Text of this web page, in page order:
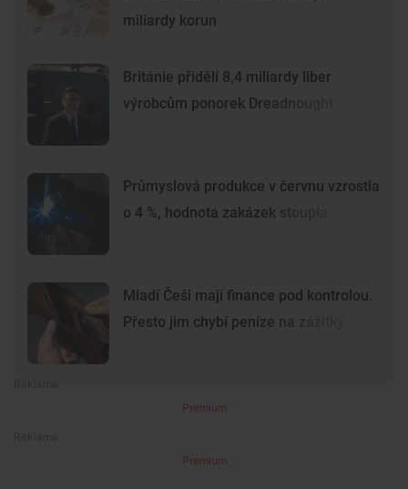
miliardy korun
Británie přidělí 8,4 miliardy liber
výrobcům ponorek Dreadnought
Průmyslová produkce v červnu vzrostla
o 4 %, hodnota zakázek stoupla
Mladí Češi mají finance pod kontrolou.
Přesto jim chybí peníze na zážitky
Premium
Premium